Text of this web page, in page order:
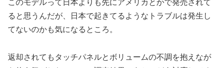
このモデルって日本よりも先にアメリカとかで発売されて
ると思うんだが、日本で起きてるようなトラブルは発生し
てないのかも気になるところ。
返却されてもタッチパネルとボリュームの不調を抱えなが